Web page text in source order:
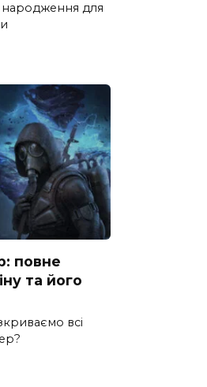
народження для
повне
та його
всі